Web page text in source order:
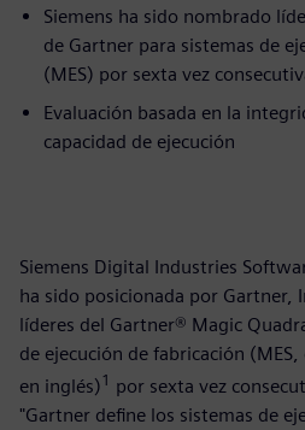
Siemens ha sido nombrado
de Gartner para sistemas de
(MES) por sexta vez
Evaluación basada en la
capacidad de ejecución
Siemens Digital Industries
ha sido posicionada por Gartner,
líderes del Gartner® Magic
de ejecución de fabricación
en inglés)1 por sexta vez
"Gartner define los sistemas de